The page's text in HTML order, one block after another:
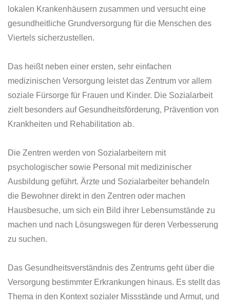
lokalen Krankenhäusern zusammen und versucht eine
gesundheitliche Grundversorgung für die Menschen des
Viertels sicherzustellen.
Das heißt neben einer ersten, sehr einfachen
medizinischen Versorgung leistet das Zentrum vor allem
soziale Fürsorge für Frauen und Kinder. Die Sozialarbeit
zielt besonders auf Gesundheitsförderung, Prävention von
Krankheiten und Rehabilitation ab.
Die Zentren werden von Sozialarbeitern mit
psychologischer sowie Personal mit medizinischer
Ausbildung geführt. Ärzte und Sozialarbeiter behandeln
die Bewohner direkt in den Zentren oder machen
Hausbesuche, um sich ein Bild ihrer Lebensumstände zu
machen und nach Lösungswegen für deren Verbesserung
zu suchen.
Das Gesundheitsverständnis des Zentrums geht über die
Versorgung bestimmter Erkrankungen hinaus. Es stellt das
Thema in den Kontext sozialer Missstände und Armut, und